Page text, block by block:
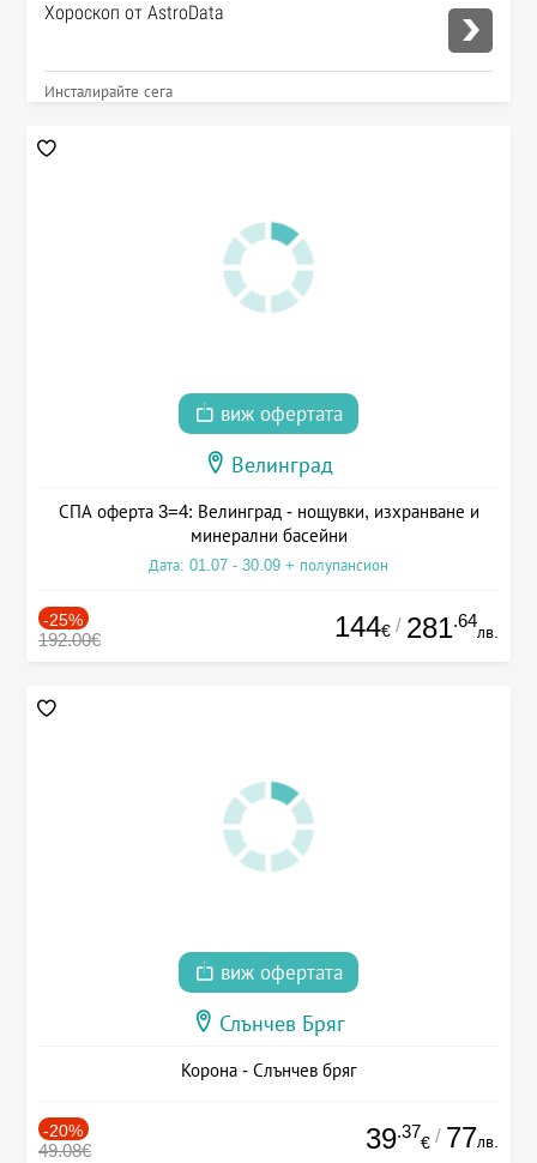
Хороскоп от AstroData
Инсталирайте сега
виж офертата
Велинград
СПА оферта 3=4: Велинград - нощувки, изхранване и
минерални басейни
Дата: 01.07 - 30.09 + полупансион
-25%
192.00€ 144€ / 281.64
лв.
виж офертата
Слънчев Бряг
Корона - Слънчев бряг
-20%
49.08€ 39.37
€ / 77лв.